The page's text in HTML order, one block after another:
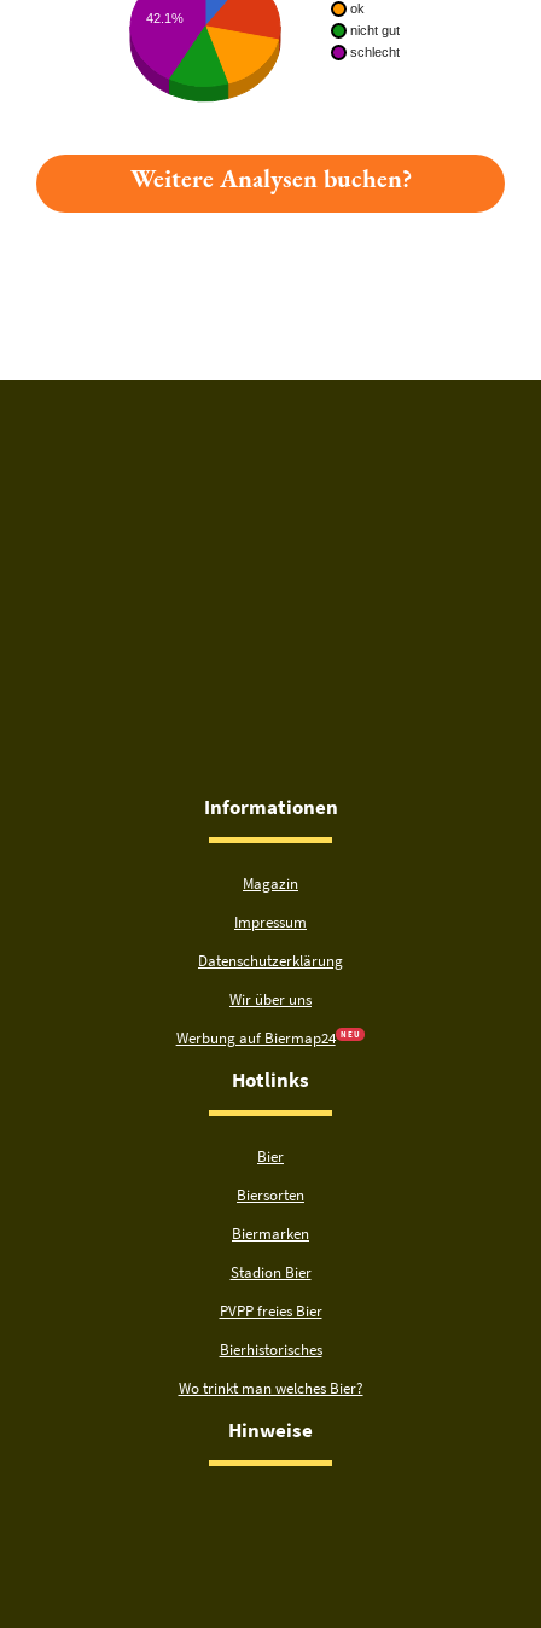
ok
nicht gut
schlecht
42.1%
Weitere Analysen buchen?
Informationen
Magazin
Impressum
Datenschutzerklärung
Wir über uns
Werbung auf Biermap24 N E U
Hotlinks
Bier
Biersorten
Biermarken
Stadion Bier
PVPP freies Bier
Bierhistorisches
Wo trinkt man welches Bier?
Hinweise